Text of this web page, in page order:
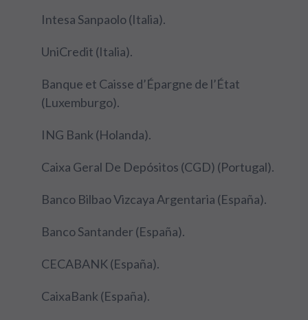
Intesa Sanpaolo (Italia).
UniCredit (Italia).
Banque et Caisse d’Épargne de l’État
(Luxemburgo).
ING Bank (Holanda).
Caixa Geral De Depósitos (CGD) (Portugal).
Banco Bilbao Vizcaya Argentaria (España).
Banco Santander (España).
CECABANK (España).
CaixaBank (España).